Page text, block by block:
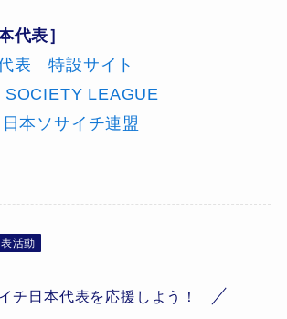
代表］
表 特設サイト
LEAGUE
本ソサイチ連盟
活動
チ日本代表を応援しよう！